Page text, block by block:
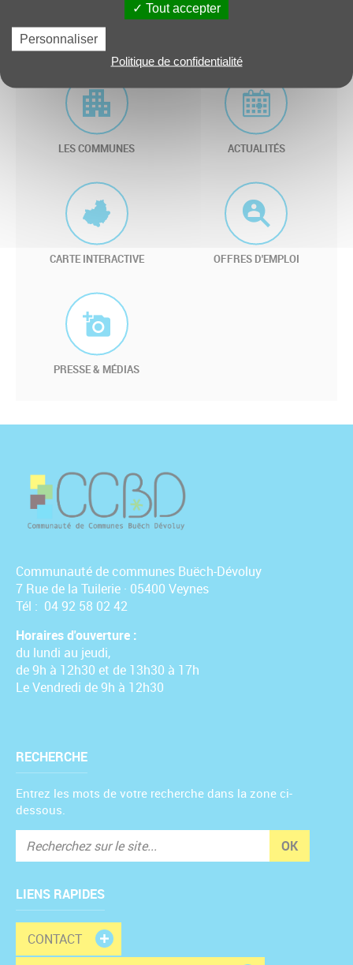
Liens utiles
LES COMMUNES ACTUALITÉS
CARTE INTERACTIVE OFFRES D'EMPLOI
PRESSE & MÉDIAS
Communauté de communes Buëch-Dévoluy
7 Rue de la Tuilerie · 05400 Veynes
Tél : 04 92 58 02 42
Horaires d'ouverture :
du lundi au jeudi,
de 9h à 12h30 et de 13h30 à 17h
Le Vendredi de 9h à 12h30
RECHERCHE
Entrez les mots de votre recherche dans la zone ci-
dessous.
OK
LIENS RAPIDES
CONTACT
Tout accepter
Personnaliser
Politique de confidentialité